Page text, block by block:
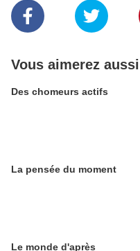
Vous aimerez aussi
Des chomeurs actifs
La pensée du moment
Le monde d'après